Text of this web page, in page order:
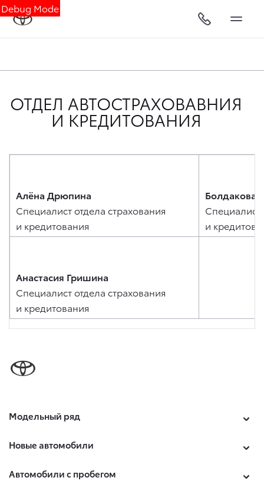
Debug Mode
ОТДЕЛ АВТОСТРАХОВАВНИЯ
И КРЕДИТОВАНИЯ
Алёна Дрюпина
Специалист отдела страхования
и кредитования
Болдакова
Специалист
и
Анастасия Гришина
Специалист отдела страхования
и кредитования
Модельный ряд
Новые автомобили
Автомобили с пробегом